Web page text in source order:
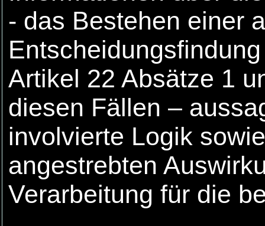
- das Bestehen einer
Artikel 22 Absätze 1
diesen Fällen –
involvierte Logik
angestrebten
Verarbeitung für die